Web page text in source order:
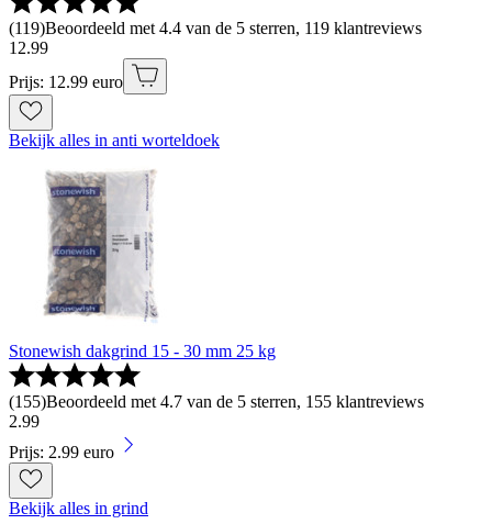
(119)Beoordeeld met 4.4 van de 5 sterren, 119 klantreviews
12.99
Prijs: 12.99 euro
Bekijk alles in anti worteldoek
Stonewish dakgrind 15 - 30 mm 25 kg
(155)Beoordeeld met 4.7 van de 5 sterren, 155 klantreviews
2.99
Prijs: 2.99 euro
Bekijk alles in grind